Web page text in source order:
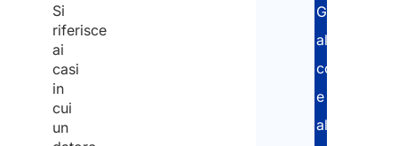
Si
riferisce
ai
casi
in
cui
un
Grazie
consolidata
e
all’uso